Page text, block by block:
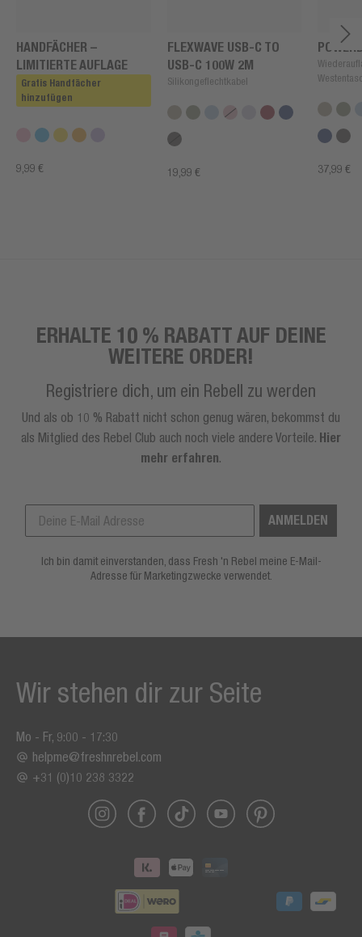
HANDFÄCHER –
LIMITIERTE AUFLAGE
Gratis Handfächer
hinzufügen
9,99 €
FLEXWAVE USB-C TO
USB-C 100W 2M
Silikongeflechtkabel
19,99 € 37,99 €
ERHALTE 10 % RABATT AUF DEINE
WEITERE ORDER!
Registriere dich, um ein Rebell zu werden
Und als ob 10 % Rabatt nicht schon genug wären, bekommst du
als Mitglied des Rebel Club auch noch viele andere Vorteile. Hier
mehr erfahren.
ANMELDEN
Ich bin damit einverstanden, dass Fresh 'n Rebel meine E-Mail-
Adresse für Marketingzwecke verwendet.
Wir stehen dir zur Seite
Mo - Fr, 9:00 - 17:30
helpme@freshnrebel.com
+31 (0)10 238 3322